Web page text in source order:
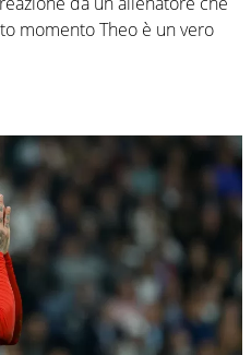
momento Theo è un vero